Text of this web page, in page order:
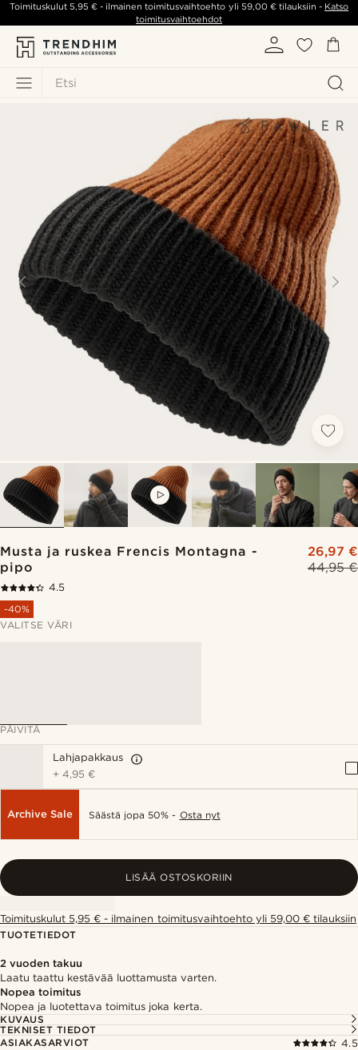
Etsi
Toimituskulut5,95 € - ilmainen toimitusvaihtoehto yli 59,00 €tilauksiin - Katso
toimitusvaihtoehdot
Musta ja ruskea Frencis Montagna -
pipo
44,95 €
26,97 €
4.5
-40%
VALITSE VÄRI
PÄIVITÄ
Lahjapakkaus
+4,95 €
Archive Sale Säästä jopa 50% - Osta nyt
LISÄÄ OSTOSKORIIN
Toimituskulut 5,95 € - ilmainen toimitusvaihtoehto yli 59,00 € tilauksiin
TUOTETIEDOT
2 vuoden takuu
Laatu taattu kestävää luottamusta varten.
Nopea toimitus
Nopea ja luotettava toimitus joka kerta.
KUVAUS
TEKNISET TIEDOT
ASIAKASARVIOT
4.5